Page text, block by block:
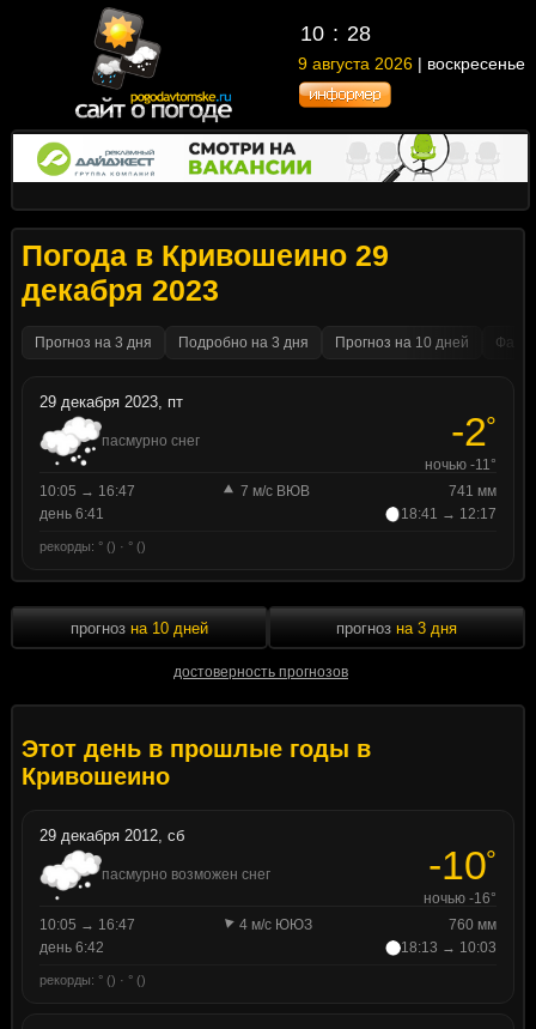
10 28
9 августа 2026 | воскресенье
Погода в Кривошеино 29
декабря 2023
Прогноз на 3 дня Подробно на 3 дня Прогноз на 10 дней
29 декабря 2023, пт
пасмурно снег -2°
ночью -11°
10:05 → 16:47
7 м/с ВЮВ
741 мм
день 6:41
18:41 → 12:17
рекорды: ° () · ° ()
прогноз на 10 дней
достоверность прогнозов
прогноз на 3 дня
Этот день в прошлые годы в
Кривошеино
29 декабря 2012, сб
пасмурно возможен снег -10°
ночью -16°
10:05 → 16:47
4 м/с ЮЮЗ
760 мм
день 6:42
18:13 → 10:03
рекорды: ° () · ° ()